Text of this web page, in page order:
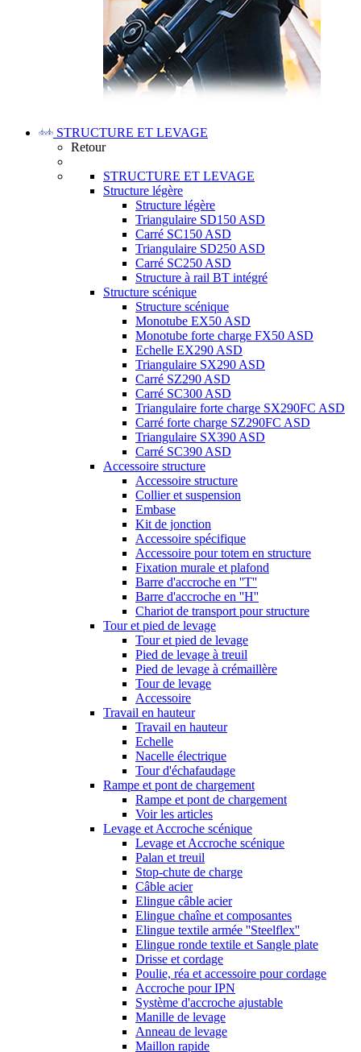
STRUCTURE ET LEVAGE
Retour
STRUCTURE ET LEVAGE
Structure légère
Structure légère
Triangulaire SD150 ASD
Carré SC150 ASD
Triangulaire SD250 ASD
Carré SC250 ASD
Structure à rail BT intégré
Structure scénique
Structure scénique
Monotube EX50 ASD
Monotube forte charge FX50 ASD
Echelle EX290 ASD
Triangulaire SX290 ASD
Carré SZ290 ASD
Carré SC300 ASD
Triangulaire forte charge SX290FC ASD
Carré forte charge SZ290FC ASD
Triangulaire SX390 ASD
Carré SC390 ASD
Accessoire structure
Accessoire structure
Collier et suspension
Embase
Kit de jonction
Accessoire spécifique
Accessoire pour totem en structure
Fixation murale et plafond
Barre d'accroche en ''T''
Barre d'accroche en ''H''
Chariot de transport pour structure
Tour et pied de levage
Tour et pied de levage
Pied de levage à treuil
Pied de levage à crémaillère
Tour de levage
Accessoire
Travail en hauteur
Travail en hauteur
Echelle
Nacelle électrique
Tour d'échafaudage
Rampe et pont de chargement
Rampe et pont de chargement
Voir les articles
Levage et Accroche scénique
Levage et Accroche scénique
Palan et treuil
Stop-chute de charge
Câble acier
Elingue câble acier
Elingue chaîne et composantes
Elingue textile armée ''Steelflex''
Elingue ronde textile et Sangle plate
Drisse et cordage
Poulie, réa et accessoire pour cordage
Accroche pour IPN
Système d'accroche ajustable
Manille de levage
Anneau de levage
Maillon rapide